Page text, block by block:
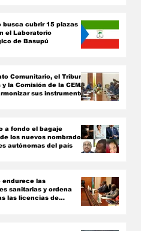
busca cubrir 15 plazas
el Laboratorio
de Basupú
Comunitario, el Tribunal
la Comisión de la CEMAC
sus instrumentos
a fondo el bagaje
los nuevos nombrados
autónomas del país
endurece las
sanitarias y ordena
las licencias de